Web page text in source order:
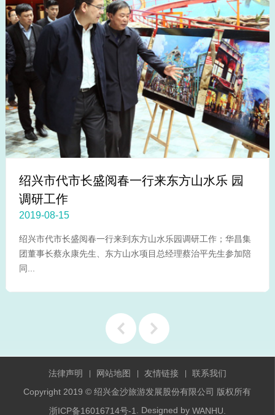
绍兴市代市长盛阅春一行来东方山水乐 园
调研工作
2019-08-15
绍兴市代市长盛阅春一行来到东方山水乐园调研工作；华昌集
团董事长蔡永康先生、东方山水项目总经理蔡治平先生参加陪
同...
上一 下一
法律声明 | 网站地图 | 友情链接 |
联系我们
Copyright 2019 © 绍兴金沙旅游发展股份有限公司 版权所有
浙ICP备16016714号-1
. Designed by WANHU.